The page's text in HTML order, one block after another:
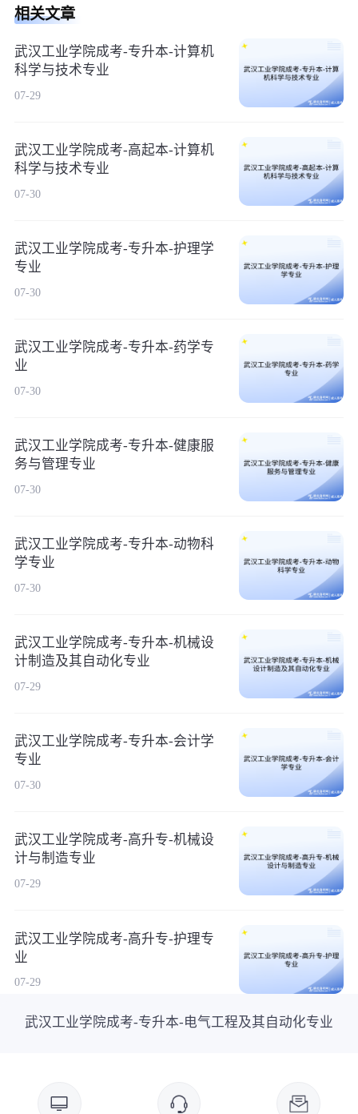
相关文章
武汉工业学院成考-专升本-计算机
科学与技术专业
07-29
武汉工业学院成考-高起本-计算机
科学与技术专业
07-30
武汉工业学院成考-专升本-护理学
专业
07-30
武汉工业学院成考-专升本-药学专
业
07-30
武汉工业学院成考-专升本-健康服
务与管理专业
07-30
武汉工业学院成考-专升本-动物科
学专业
07-30
武汉工业学院成考-专升本-机械设
计制造及其自动化专业
07-29
武汉工业学院成考-专升本-会计学
专业
07-30
武汉工业学院成考-高升专-机械设
计与制造专业
07-29
武汉工业学院成考-高升专-护理专
业
07-29
武汉工业学院成考-专升本-电气工程及其自动化专业